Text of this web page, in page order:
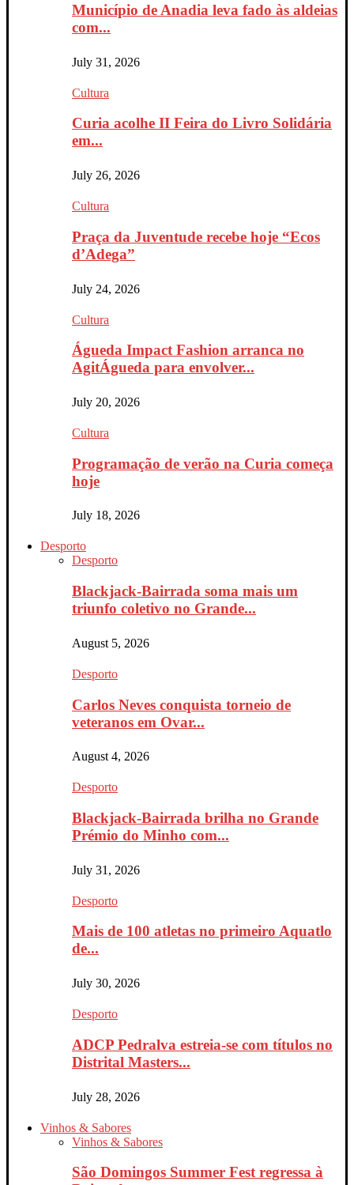
Município de Anadia leva fado às aldeias
com...
July 31, 2026
Cultura
Curia acolhe II Feira do Livro Solidária
em...
July 26, 2026
Cultura
Praça da Juventude recebe hoje “Ecos
d’Adega”
July 24, 2026
Cultura
Águeda Impact Fashion arranca no
AgitÁgueda para envolver...
July 20, 2026
Cultura
Programação de verão na Curia começa
hoje
July 18, 2026
Desporto
Desporto
Blackjack-Bairrada soma mais um
triunfo coletivo no Grande...
August 5, 2026
Desporto
Carlos Neves conquista torneio de
veteranos em Ovar...
August 4, 2026
Desporto
Blackjack-Bairrada brilha no Grande
Prémio do Minho com...
July 31, 2026
Desporto
Mais de 100 atletas no primeiro Aquatlo
de...
July 30, 2026
Desporto
ADCP Pedralva estreia-se com títulos no
Distrital Masters...
July 28, 2026
Vinhos & Sabores
Vinhos & Sabores
São Domingos Summer Fest regressa à